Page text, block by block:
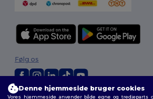
2026. Alle rettigheder forbeholdes
Følg os
Denne hjemmeside bruger cookies
Vores hjemmeside anvender både egne og tredjeparts